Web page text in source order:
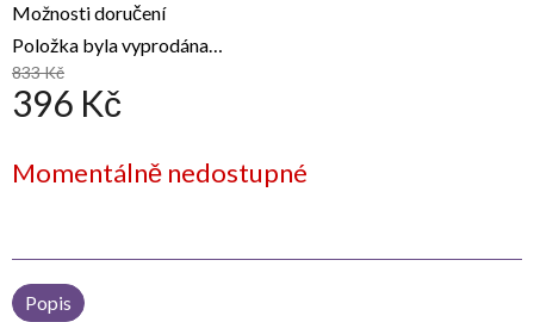
833 Kč
396 Kč
cena:
Momentálně nedostupné
Možnosti doručení
Položka byla vyprodána…
Popis